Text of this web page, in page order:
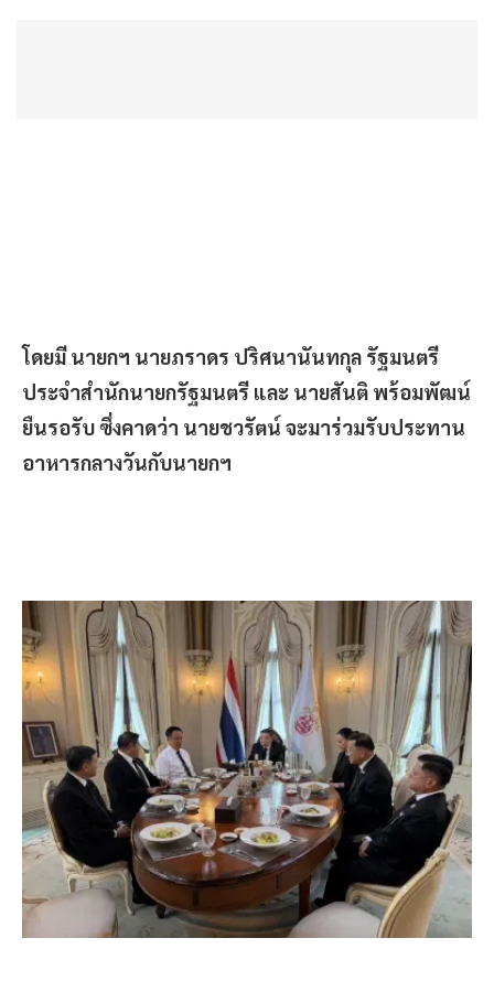
โดยมี นายกฯ นายภราดร ปริศนานันทกุล รัฐมนตรี
ประจำสำนักนายกรัฐมนตรี และ นายสันติ พร้อมพัฒน์
ยืนรอรับ ซึ่งคาดว่า นายชวรัตน์ จะมาร่วมรับประทาน
อาหารกลางวันกับนายกฯ